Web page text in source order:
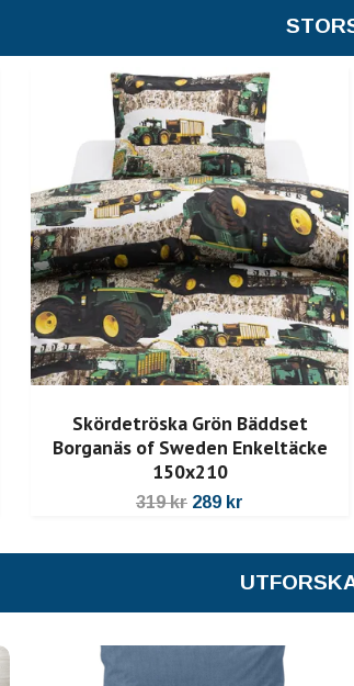
Skördetröska Grön Bäddset
Borganäs of Sweden Enkeltäcke
150x210
319 kr 289 kr